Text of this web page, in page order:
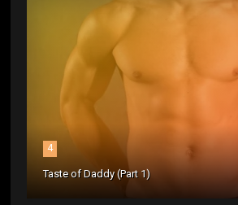
4
Taste of Daddy (Part 1)